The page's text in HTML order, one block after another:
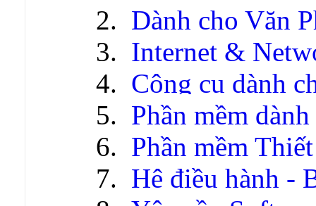
Dành cho Văn
Internet &
Công cụ dành
Phần mềm
Phần mềm
Hệ điều hành -